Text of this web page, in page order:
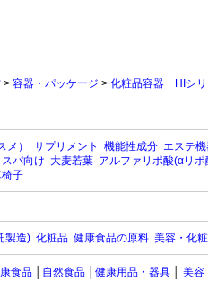
> 容器・パッケージ > 化粧品容器 HIシリ
） サプリメント 機能性成分 エステ
パ向け 大麦若葉 アルファリポ酸(αリポ
子
製造) 化粧品 健康食品の原料 美容・化
食品 自然食品 健康用品・器具 美容